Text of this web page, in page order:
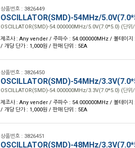
상품번호 : 3826449
OSCILLATOR(SMD)-54MHz/
OSCILLATOR(SMD)-54.000000MHz/5.0V(7.0*5.0) (단위
제조사 : Any vender / 주파수 : 54.000000MHz / 볼테이지
/ 개당 단가 : 1,000원 / 판매 단위 : 5EA
상품번호 : 3826450
OSCILLATOR(SMD)-54MHz/
OSCILLATOR(SMD)-54.000000MHz/3.3V(7.0*5.0) (단위
제조사 : Any vender / 주파수 : 54.000000MHz / 볼테이지
/ 개당 단가 : 1,000원 / 판매 단위 : 5EA
상품번호 : 3826451
OSCILLATOR(SMD)-48MHz/